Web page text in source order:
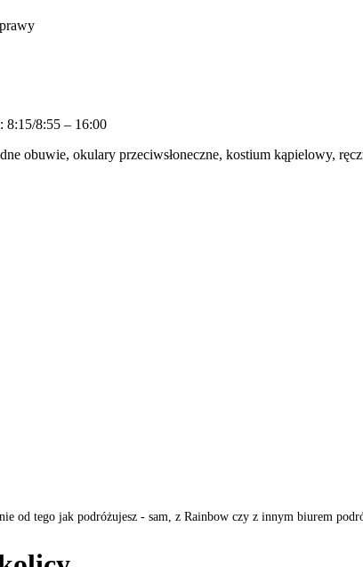
8:15/8:55 – 16:00
obuwie, okulary przeciwsłoneczne, kostium kąpielowy,
od tego jak podróżujesz - sam, z Rainbow czy z innym biurem